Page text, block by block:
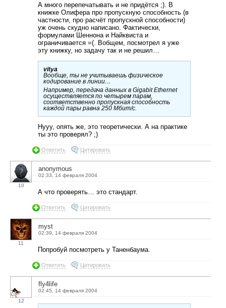
А много перепечатывать и не придётся ;). В
книжке Олифера про пропускную способность (в
частности, про расчёт пропускной способности)
уж очень скудно написано. Фактически,
формулами Шеннона и Найквиста и
ограничивается =(. Вобщем, посмотрел я уже
эту книжку, но задачу так и не решил…
vitya
Вообще, ты не учитываешь физическое
кодирование в линии…
Например, передача данных в Gigabit Ethernet
осуществляется по четырем парам,
соответственно пропускная способность
каждой пары равна 250 Мбит/с.
Нууу, опять же, это теоретически. А на практике
ты это проверял? ;)
Ответить Цитировать
10
anonymous
02:33, 14 февраля 2004
А что проверять… это стандарт.
Ответить Цитировать
11
myst
02:39, 14 февраля 2004
Попробуй посмотреть у Таненбаума.
Ответить Цитировать
12
fly4life
02:45, 14 февраля 2004